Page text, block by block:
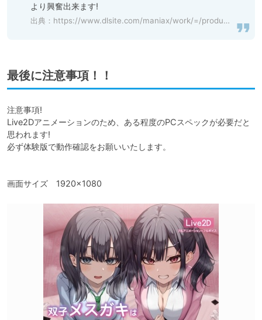
より興奮出来ます!
出典： https://www.dlsite.com/maniax/work/=/product_id/RJ01148228.html
最後に注意事項！！
注意事項!
Live2Dアニメーションのため、ある程度のPCスペックが必要だと
思われます!
必ず体験版で動作確認をお願いいたします。
画面サイズ　1920×1080